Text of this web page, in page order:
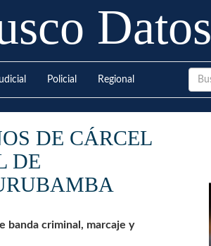
Datos
Policial Regional
DE CÁRCEL
DE
banda criminal, marcaje y